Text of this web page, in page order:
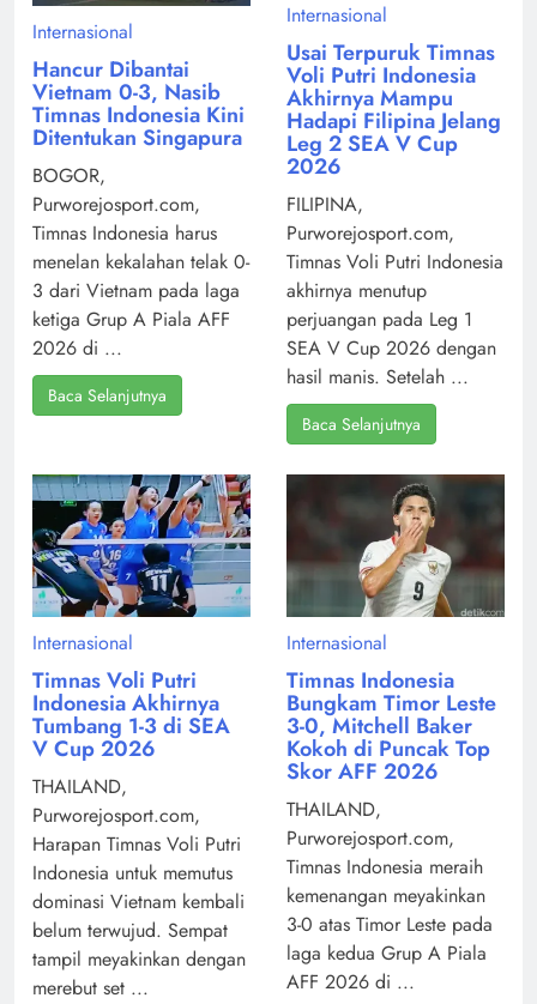
Internasional
Hancur Dibantai
Vietnam 0-3, Nasib
Timnas Indonesia Kini
Ditentukan Singapura
BOGOR,
Purworejosport.com,
Timnas Indonesia harus
menelan kekalahan telak 0-
3 dari Vietnam pada laga
ketiga Grup A Piala AFF
2026 di ...
Baca Selanjutnya
Internasional
Usai Terpuruk Timnas
Voli Putri Indonesia
Akhirnya Mampu
Hadapi Filipina Jelang
Leg 2 SEA V Cup
2026
FILIPINA,
Purworejosport.com,
Timnas Voli Putri Indonesia
akhirnya menutup
perjuangan pada Leg 1
SEA V Cup 2026 dengan
hasil manis. Setelah ...
Baca Selanjutnya
Internasional
Timnas Voli Putri
Indonesia Akhirnya
Tumbang 1-3 di SEA
V Cup 2026
THAILAND,
Purworejosport.com,
Harapan Timnas Voli Putri
Indonesia untuk memutus
dominasi Vietnam kembali
belum terwujud. Sempat
tampil meyakinkan dengan
merebut set ...
Internasional
Timnas Indonesia
Bungkam Timor Leste
3-0, Mitchell Baker
Kokoh di Puncak Top
Skor AFF 2026
THAILAND,
Purworejosport.com,
Timnas Indonesia meraih
kemenangan meyakinkan
3-0 atas Timor Leste pada
laga kedua Grup A Piala
AFF 2026 di ...